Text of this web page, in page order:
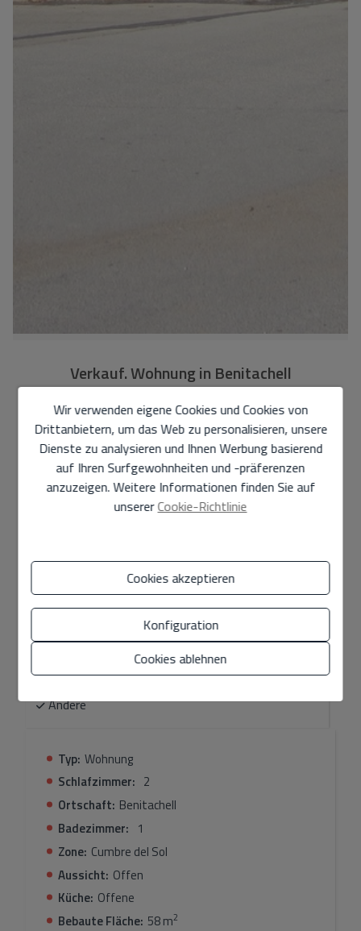
Verkauf. Wohnung in Benitachell
Ref.RE02-47801
199.000 €
58 m2 2 1
Benitachell - Cumbre del Sol
Merkmale
Allgemein
Andere
Typ: Wohnung
Schlafzimmer: 2
Ortschaft: Benitachell
Badezimmer: 1
Zone: Cumbre del Sol
Aussicht: Offen
Küche: Offene
Bebaute Fläche: 58 m2
Wir verwenden eigene Cookies und Cookies von
Drittanbietern, um das Web zu personalisieren, unsere
Dienste zu analysieren und Ihnen Werbung basierend
auf Ihren Surfgewohnheiten und -präferenzen
anzuzeigen. Weitere Informationen finden Sie auf
unsererCookie-Richtlinie
Cookies akzeptieren
Konfiguration
Cookies ablehnen